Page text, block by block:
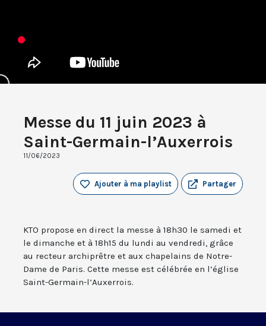
Messe du 11 juin 2023 à
Saint-Germain-l’Auxerrois
11/06/2023
Partager
Ajouter à ma playlist
KTO propose en direct la messe à 18h30 le samedi et
le dimanche et à 18h15 du lundi au vendredi, grâce
au recteur archiprêtre et aux chapelains de Notre-
Dame de Paris. Cette messe est célébrée en l’église
Saint-Germain-l’Auxerrois.